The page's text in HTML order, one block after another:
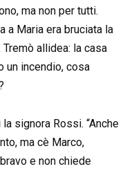
ma non per tutti.
a Maria era bruciata la
allidea: la casa
un incendio, cosa
signora Rossi. “Anche
ma cè Marco,
e non chiede